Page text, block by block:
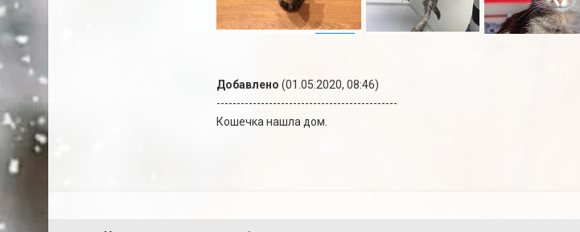
Добавлено (01.05.2020, 08:46)
---------------------------------------------
Кошечка нашла дом.